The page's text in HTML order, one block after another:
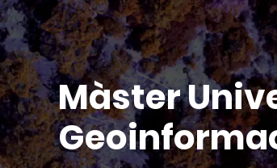
al
contingut
Màster